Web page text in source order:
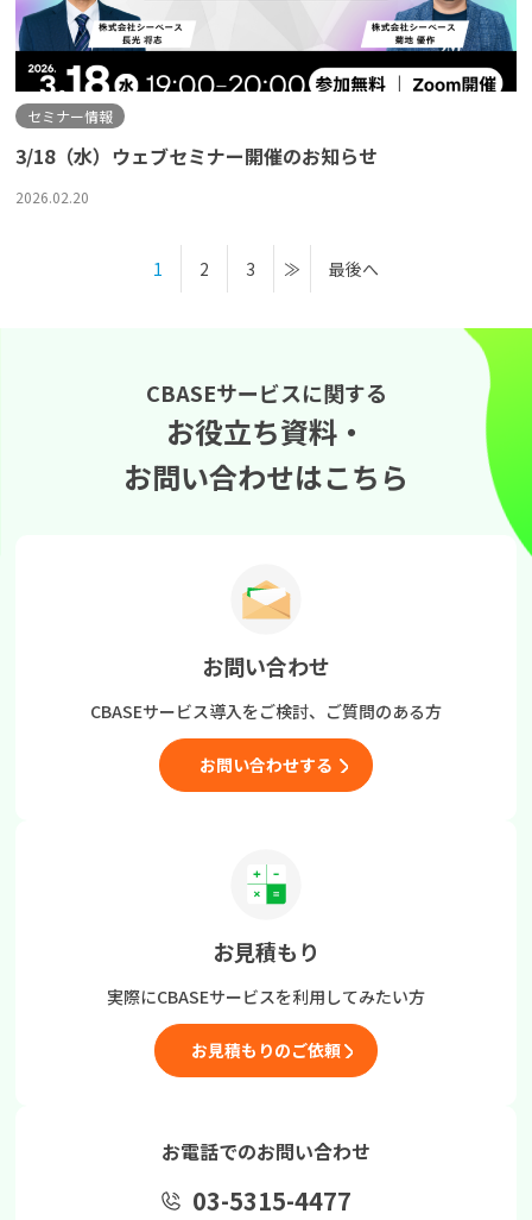
セミナー情報
3/18（水）ウェブセミナー開催のお知らせ
2026.02.20
1 2 3 最後へ
CBASEサービスに関する
お役立ち資料・
お問い合わせはこちら
お問い合わせ
CBASEサービス導入をご検討、 ご質問のある方
お問い合わせする
お見積もり
実際にCBASEサービスを利用してみたい方
お見積もりのご依頼
お電話でのお問い合わせ
03-5315-4477